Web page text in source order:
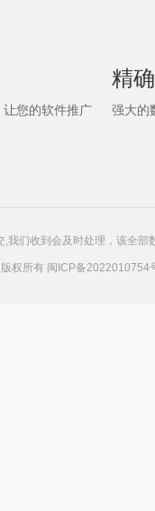
您的软件推广
精
强大的
我们收到会及时处理，该全
权所有 闽ICP备2022010754